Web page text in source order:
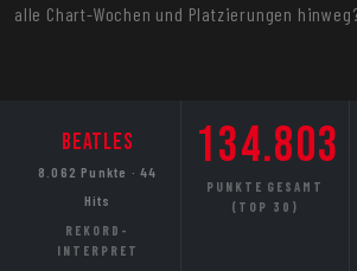
alle Chart-Wochen und Platzierungen
Beatles
8.062 Punkte · 44
Hits
REKORD-
INTERPRET
134.803
PUNKTE GESAMT
(TOP 30)